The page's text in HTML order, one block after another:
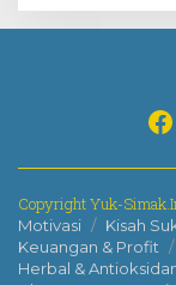
Copyright Yuk-
Motivasi
Kisah
Keuangan & Profit
Herbal &